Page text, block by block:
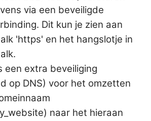
via een beveiligde
Dit kun je zien aan
'https' en het hangslotje in
een extra beveiliging
op DNS) voor het omzetten
naar het hieraan